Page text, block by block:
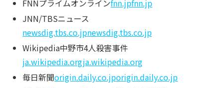
FNNプライムオンラインfnn.jpfnn.jp
JNN/TBSニュース
newsdig.tbs.co.jpnewsdig.tbs.co.jp
Wikipedia中野市4人殺害事件
ja.wikipedia.orgja.wikipedia.org
毎日新聞origin.daily.co.jporigin.daily.co.jp